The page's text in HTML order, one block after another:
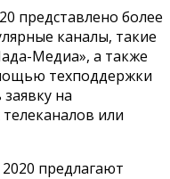
представлено более
каналы, такие
Медиа», а также
техподдержки
на
или
предлагают